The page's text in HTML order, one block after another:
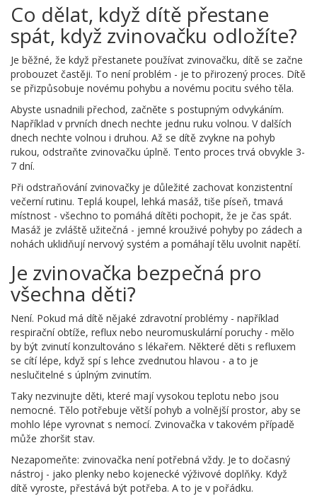
Co dělat, když dítě přestane
spát, když zvinovačku odložíte?
Je běžné, že když přestanete používat zvinovačku, dítě se začne
probouzet častěji. To není problém - je to přirozený proces. Dítě
se přizpůsobuje novému pohybu a novému pocitu svého těla.
Abyste usnadnili přechod, začněte s postupným odvykáním.
Například v prvních dnech nechte jednu ruku volnou. V dalších
dnech nechte volnou i druhou. Až se dítě zvykne na pohyb
rukou, odstraňte zvinovačku úplně. Tento proces trvá obvykle 3-
7 dní.
Při odstraňování zvinovačky je důležité zachovat konzistentní
večerní rutinu. Teplá koupel, lehká masáž, tiše píseň, tmavá
místnost - všechno to pomáhá dítěti pochopit, že je čas spát.
Masáž je zvláště užitečná - jemné krouživé pohyby po zádech a
nohách uklidňují nervový systém a pomáhají tělu uvolnit napětí.
Je zvinovačka bezpečná pro
všechna děti?
Není. Pokud má dítě nějaké zdravotní problémy - například
respirační obtíže, reflux nebo neuromuskulární poruchy - mělo
by být zvinutí konzultováno s lékařem. Některé děti s refluxem
se cítí lépe, když spí s lehce zvednutou hlavou - a to je
neslučitelné s úplným zvinutím.
Taky nezvinujte děti, které mají vysokou teplotu nebo jsou
nemocné. Tělo potřebuje větší pohyb a volnější prostor, aby se
mohlo lépe vyrovnat s nemocí. Zvinovačka v takovém případě
může zhoršit stav.
Nezapomeňte: zvinovačka není potřebná vždy. Je to dočasný
nástroj - jako plenky nebo kojenecké výživové doplňky. Když
dítě vyroste, přestává být potřeba. A to je v pořádku.